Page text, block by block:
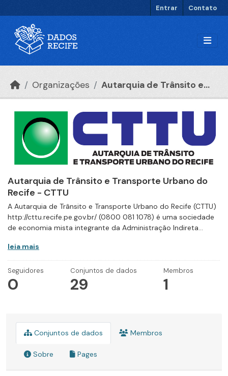
Entrar Contato
Organizações Autarquia de Trânsito e...
Autarquia de Trânsito e Transporte Urbano do
Recife - CTTU
A Autarquia de Trânsito e Transporte Urbano do Recife (CTTU)
http://cttu.recife.pe.gov.br/ (0800 081 1078) é uma sociedade
de economia mista integrante da Administração Indireta...
leia mais
Seguidores
0
Conjuntos de dados
29
Membros
1
Conjuntos de dados Membros
Sobre Pages